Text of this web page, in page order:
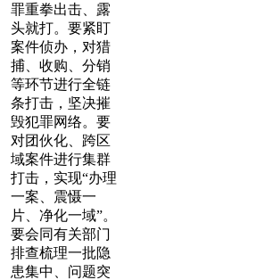
罪重拳出击、露
头就打。要紧盯
案件侦办，对猎
捕、收购、分销
等环节进行全链
条打击，坚决摧
毁犯罪网络。要
对团伙化、跨区
域案件进行集群
打击，实现“办理
一案、震慑一
片、净化一域”。
要会同有关部门
排查梳理一批隐
患集中、问题突